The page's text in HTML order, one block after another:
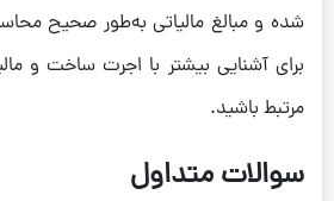
شده و مبالغ مالیاتی به‌طور صحیح
برای آشنایی بیشتر با اجرت ساخت و
مرتبط باشید.
سوالات متداول